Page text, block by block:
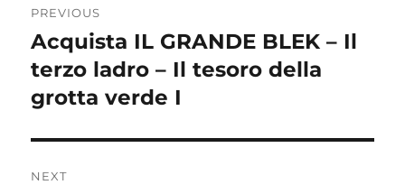
navigation
PREVIOUS
Previous
post:
Acquista IL GRANDE BLEK – Il
terzo ladro – Il tesoro della
grotta verde I
NEXT